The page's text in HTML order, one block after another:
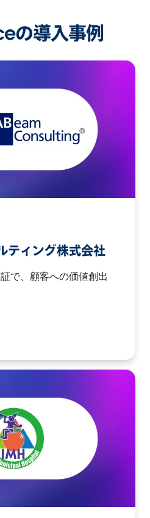
の導入事例
ティング株式会社
で、顧客への価値創出